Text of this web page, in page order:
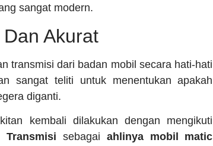
sangat modern.
Akurat
transmisi dari badan mobil secara hati-hati
sangat teliti untuk menentukan apakah
diganti.
kembali dilakukan dengan mengikuti
Transmisi sebagai ahlinya mobil matic